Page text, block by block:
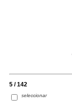
5 / 142
seleccionar